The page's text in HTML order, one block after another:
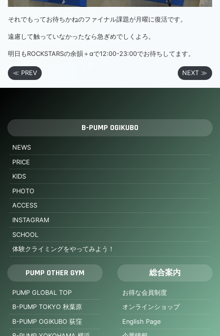
それでもってお待ちかねのファイナル課題が月曜に復活です。
遠慮して触っていなかったなら急ぎめでしくよろ。
明日もROCKSTARSの余韻＋αで12:00-23:00でお待ちしてます。
≪ PREV NEXT ≫
B-PUMP OGIKUBO
NEWS
PRICE
KIDS
PHOTO
ACCESS
INSTAGRAM
SCHOOL
体験クライミングをやってみよう！
PUMP OTHER GYM
PUMP GLOBAL TOP
B-PUMP TOKYO 秋葉原
B-PUMP OGIKUBO 荻窪
総合案内
お得な会員制度
オンラインショップ
English Page